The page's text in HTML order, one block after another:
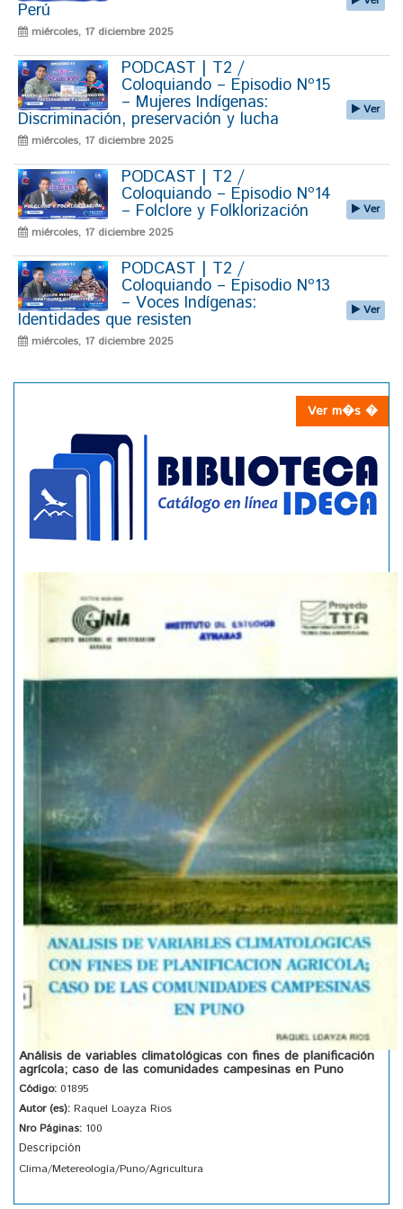
Perú
miércoles, 17 diciembre 2025
PODCAST | T2 /
Coloquiando – Episodio Nº15
– Mujeres Indígenas:
Discriminación, preservación y lucha
miércoles, 17 diciembre 2025
Ver
PODCAST | T2 /
Coloquiando – Episodio Nº14
– Folclore y Folklorización
miércoles, 17 diciembre 2025
Ver
PODCAST | T2 /
Coloquiando – Episodio Nº13
– Voces Indígenas:
Identidades que resisten
miércoles, 17 diciembre 2025
Ver
Ver m�s �
Análisis de variables climatológicas con fines de planificación
agrícola; caso de las comunidades campesinas en Puno
Código: 01895
Autor (es): Raquel Loayza Rios
Nro Páginas: 100
Descripción
Clima/Metereología/Puno/Agricultura